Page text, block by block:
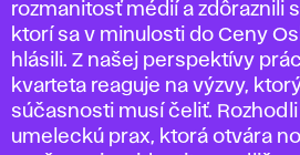
rozmanitosť médií a zdôraznili
ktorí sa v minulosti do Ceny
hlásili. Z našej perspektívy
kvarteta reaguje na výzvy,
súčasnosti musí čeliť.
umeleckú prax, ktorá otvára